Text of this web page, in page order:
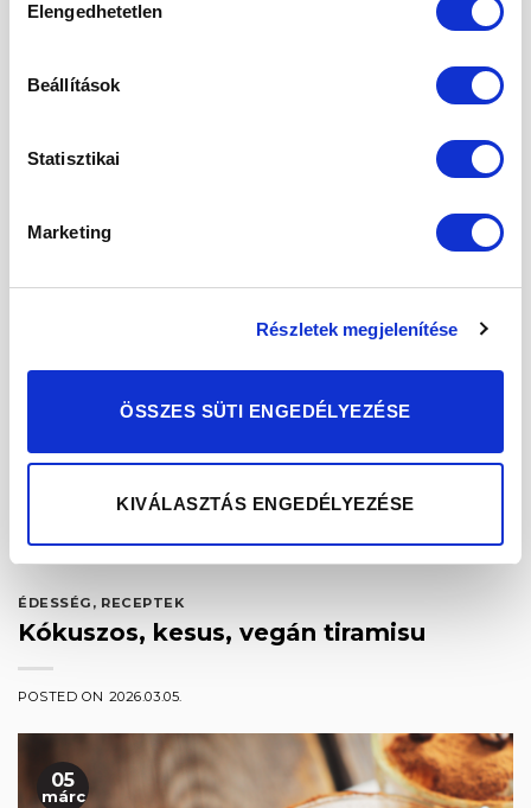
kiválasztása
Elengedhetetlen
Beállítások
Statisztikai
Marketing
Részletek megjelenítése
ÖSSZES SÜTI ENGEDÉLYEZÉSE
KIVÁLASZTÁS ENGEDÉLYEZÉSE
konyhában kötünk ki. Megtervezzük a hétvégi
menüt, aminek elengedhetetlen része, valamilyen
próbálunk étkezni, akkor természetesen mindezt a
készülődés, újra előkerülnek a klasszikus, alap
CONTINUE READING→
Receptek Tagged cukormentes darált mák
,eritrit,kókuszliszt ,mák,mandula liszt,nyírfacukor
ÉDESSÉG , RECEPTEK
Kókuszos, kesus, vegán tiramisu
POSTED ON 2026.03.05.
05
márc